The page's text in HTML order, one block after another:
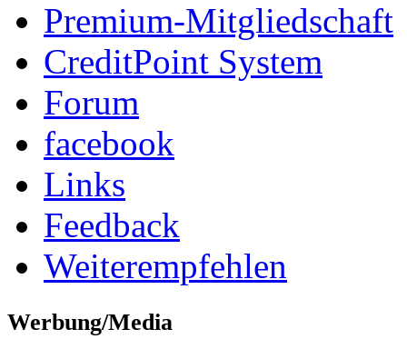
Premium-Mitgliedschaft
CreditPoint System
Forum
facebook
Links
Feedback
Weiterempfehlen
Werbung/Media